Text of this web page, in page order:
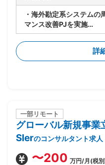
・海外勘定系システム
マンス改善PJを実施
・今期(基礎検討フェー
しつつパフォーマンスを
詳
一部リモート
グローバル新規事
SIerのコンサルタント求人
〜200 万円/月(税